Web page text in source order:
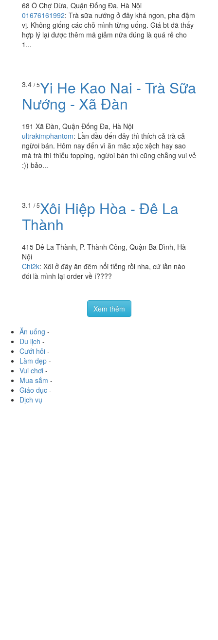
68 Ô Chợ Dừa, Quận Đống Đa, Hà Nội
01676161992: Trà sữa nướng ở đây khá ngon, pha đậm
vị. Không giống các chỗ mình từng uống. Giá bt đã thấy
hợp lý lại được thêm mã giảm nữa đúng là quá rẻ cho
1...
3.4 / 5Yi He Kao Nai - Trà Sữa
Nướng - Xã Đàn
191 Xã Đàn, Quận Đống Đa, Hà Nội
ultrakimphantom: Lần đầu đến đây thì thích cả trà cả
ngừoi bán. Hôm nay đến vì ăn măc xộc xệch hay sao
mà trà thì thiếu topping, ngừoi bán thì cũng chẳng vui vẻ
:)) bảo...
3.1 / 5Xôi Hiệp Hòa - Đê La
Thành
415 Đê La Thành, P. Thành Công, Quận Ba Đình, Hà
Nội
Chi2k: Xôi ở đây ăn đêm nổi tiếng rồi nha, cứ lần nào
đói là mình lại order về í????
Xem thêm
Ăn uống -
Du lịch -
Cưới hỏi -
Làm đẹp -
Vui chơi -
Mua sắm -
Giáo dục -
Dịch vụ